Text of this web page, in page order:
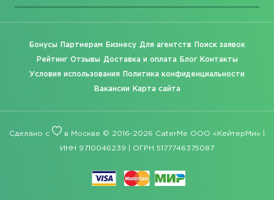
Бонусы Партнерам Бизнесу Для агентств Поиск заявок
Рейтинг Отзывы Доставка и оплата Блог Контакты
Условия использования Политика конфиденциальности
Вакансии Карта сайта
Сделано с в Москве © 2016-2026 CaterMe ООО «КейтерМи» |
ИНН 9710046239 | ОГРН 5177746375087